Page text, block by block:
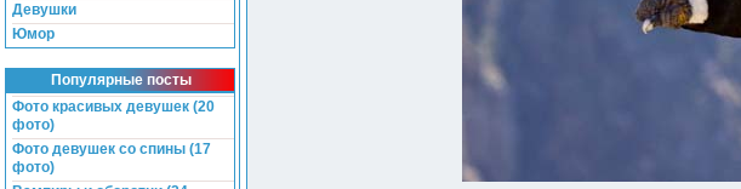
Девушки
Юмор
Популярные посты
Фото красивых девушек (20
фото)
Фото девушек со спины (17
фото)